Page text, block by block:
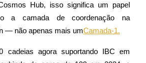
em futuros
Hub, isso significa um papel
a camada de coordenação na
— não apenas mais umCamada-1.
cadeias agora suportando IBC em